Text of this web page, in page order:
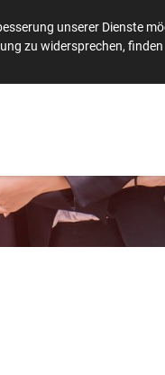
unserer Dienste
zu widersprechen, finden